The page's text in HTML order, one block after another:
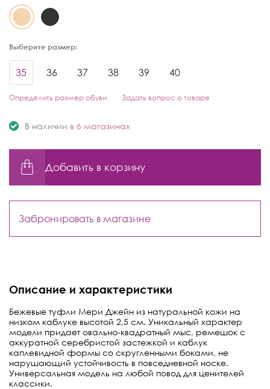
Выберите размер:
35 36 37 38 39 40
Определить размер обуви Задать вопрос о товаре
В наличии в 6 магазинах
Добавить в корзину
Забронировать в магазине
Описание и характеристики
Бежевые туфли Мери Джейн из натуральной кожи на
низком каблуке высотой 2,5 см. Уникальный характер
модели придает овально-квадратный мыс, ремешок с
аккуратной серебристой застежкой и каблук
каплевидной формы со скругленными боками, не
нарушающий устойчивость в повседневной носке.
Универсальная модель на любой повод для ценителей
классики.